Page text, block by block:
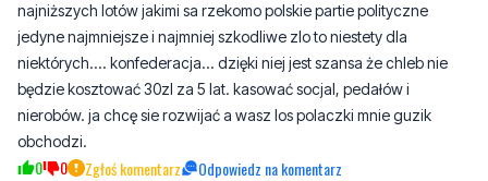
najniższych lotów jakimi sa rzekomo polskie partie polityczne
jedyne najmniejsze i najmniej szkodliwe zlo to niestety dla
niektórych.... konfederacja... dzięki niej jest szansa że chleb nie
będzie kosztować 30zl za 5 lat. kasować socjal, pedałów i
nierobów. ja chcę sie rozwijać a wasz los polaczki mnie guzik
obchodzi.
0 0 Zgłoś komentarz Odpowiedz na komentarz